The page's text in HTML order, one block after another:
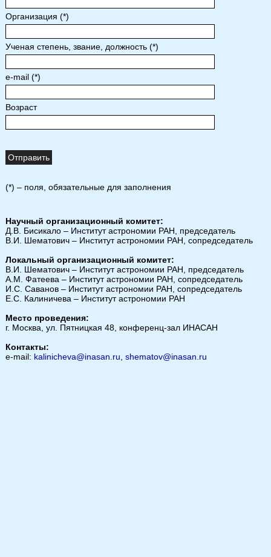
Организация (*)
Ученая степень, звание, должность (*)
e-mail (*)
Возраст
(*) – поля, обязательные для заполнения
Научный организационный комитет:
Д.В. Бисикало – Институт астрономии РАН, председатель
В.И. Шематович – Институт астрономии РАН, сопредседатель
Локальный организационный комитет:
В.И. Шематович – Институт астрономии РАН, председатель
А.М. Фатеева – Институт астрономии РАН, сопредседатель
И.С. Саванов – Институт астрономии РАН, сопредседатель
Е.С. Калиничева – Институт астрономии РАН
Место проведения:
г. Москва, ул. Пятницкая 48, конференц-зал ИНАСАН
Контакты:
e-mail: kalinicheva@inasan.ru shematov@inasan.ru